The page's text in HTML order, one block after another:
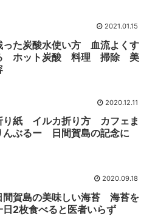
2021.01.15
った炭酸水使い方 血流よくす
ホット炭酸 料理 掃除 美
2020.12.11
り紙 イルカ折り方 カフェま
んぶるー 日間賀島の記念に
2020.09.18
間賀島の美味しい海苔 海苔を
日2枚食べると医者いらず